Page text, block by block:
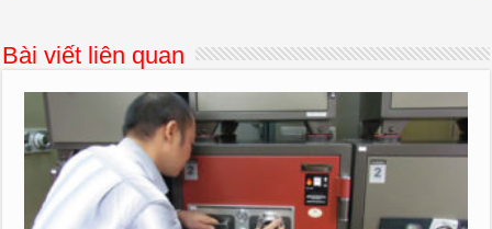
Bài viết liên quan